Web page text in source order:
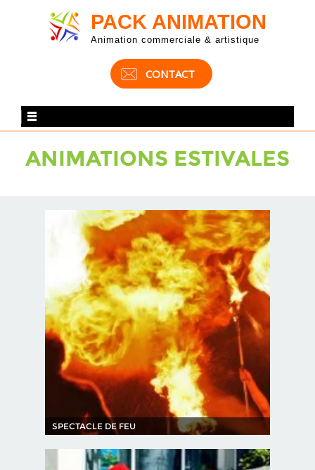
PACK ANIMATION
Animation commerciale & artistique
CONTACT
ANIMATIONS ESTIVALES
SPECTACLE DE FEU